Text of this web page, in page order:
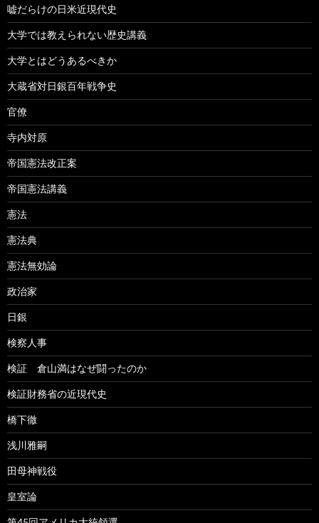
嘘だらけの日米近現代史
大学では教えられない歴史講義
大学とはどうあるべきか
大蔵省対日銀百年戦争史
官僚
寺内対原
帝国憲法改正案
帝国憲法講義
憲法
憲法典
憲法無効論
政治家
日銀
検察人事
検証 倉山満はなぜ闘ったのか
検証財務省の近現代史
橋下徹
浅川雅嗣
田母神戦役
皇室論